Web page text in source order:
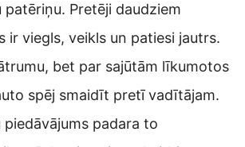
patēriņu. Pretēji daudziem
ir viegls, veikls un patiesi jautrs.
bet par sajūtām līkumotos
spēj smaidīt pretī vadītājam.
piedāvājums padara to